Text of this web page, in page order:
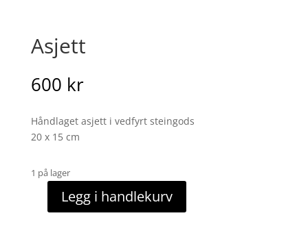
Asjett
600 kr
Håndlaget asjett i vedfyrt steingods
20 x 15 cm
1 på lager
Legg i handlekurv